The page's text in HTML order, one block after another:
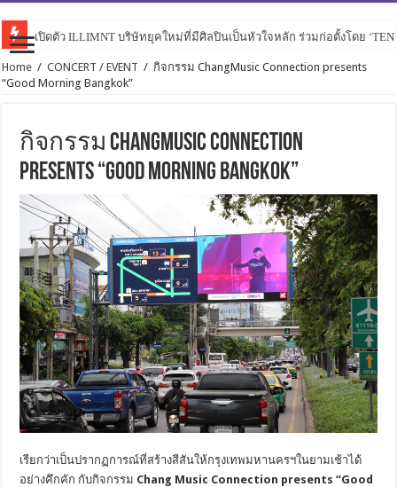
เปิดตัว ILLIMNT บริษัทยุคใหม่ที่มีศิลปินเป็นหัวใจหลัก ร่วมก่อตั้งโดย
Home / CONCERT / EVENT / กิจกรรม ChangMusic Connection presents
“Good Morning Bangkok”
กิจกรรม ChangMusic Connection
presents “Good Morning Bangkok”
เรียกว่าเป็นปรากฏการณ์ที่สร้างสีสันให้กรุงเทพมหานครฯในยามเช้าได้
อย่างคึกคัก กับกิจกรรม Chang Music Connection presents “Good